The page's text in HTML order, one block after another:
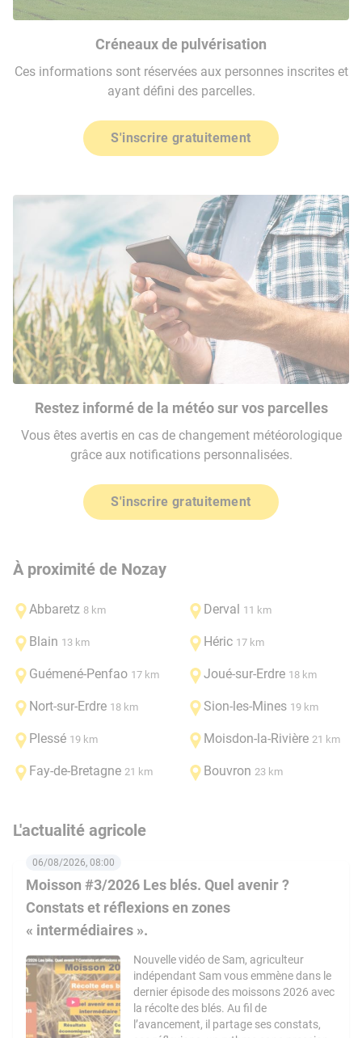
Créneaux de pulvérisation
Ces informations sont réservées aux personnes inscrites et
ayant défini des parcelles.
S'inscrire gratuitement
Restez informé de la météo sur vos parcelles
Vous êtes avertis en cas de changement météorologique
grâce aux notifications personnalisées.
S'inscrire gratuitement
À proximité de Nozay
Abbaretz 8 km Derval 11 km
Blain 13 km Héric 17 km
Guémené-Penfao 17 km Joué-sur-Erdre 18 km
Nort-sur-Erdre 18 km Sion-les-Mines 19 km
Plessé 19 km Moisdon-la-Rivière 21 km
Fay-de-Bretagne 21 km Bouvron 23 km
L'actualité agricole
Moisson #3/2026 Les blés. Quel avenir ?
Constats et réflexions en zones
« intermédiaires ».
06/08/2026, 08:00
Nouvelle vidéo de Sam, agriculteur
indépendant Sam vous emmène dans le
dernier épisode des moissons 2026 avec
la récolte des blés. Au fil de
l’avancement, il partage ses constats,